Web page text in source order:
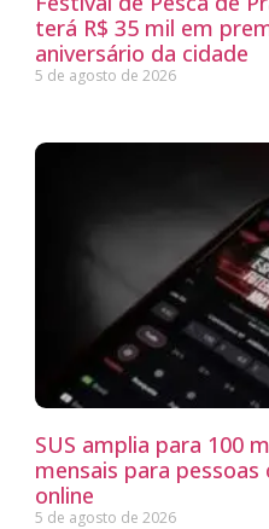
terá R$ 35 mil em
aniversário da cidade
5 de agosto de 2026
SUS amplia para 100
mensais para
online
5 de agosto de 2026